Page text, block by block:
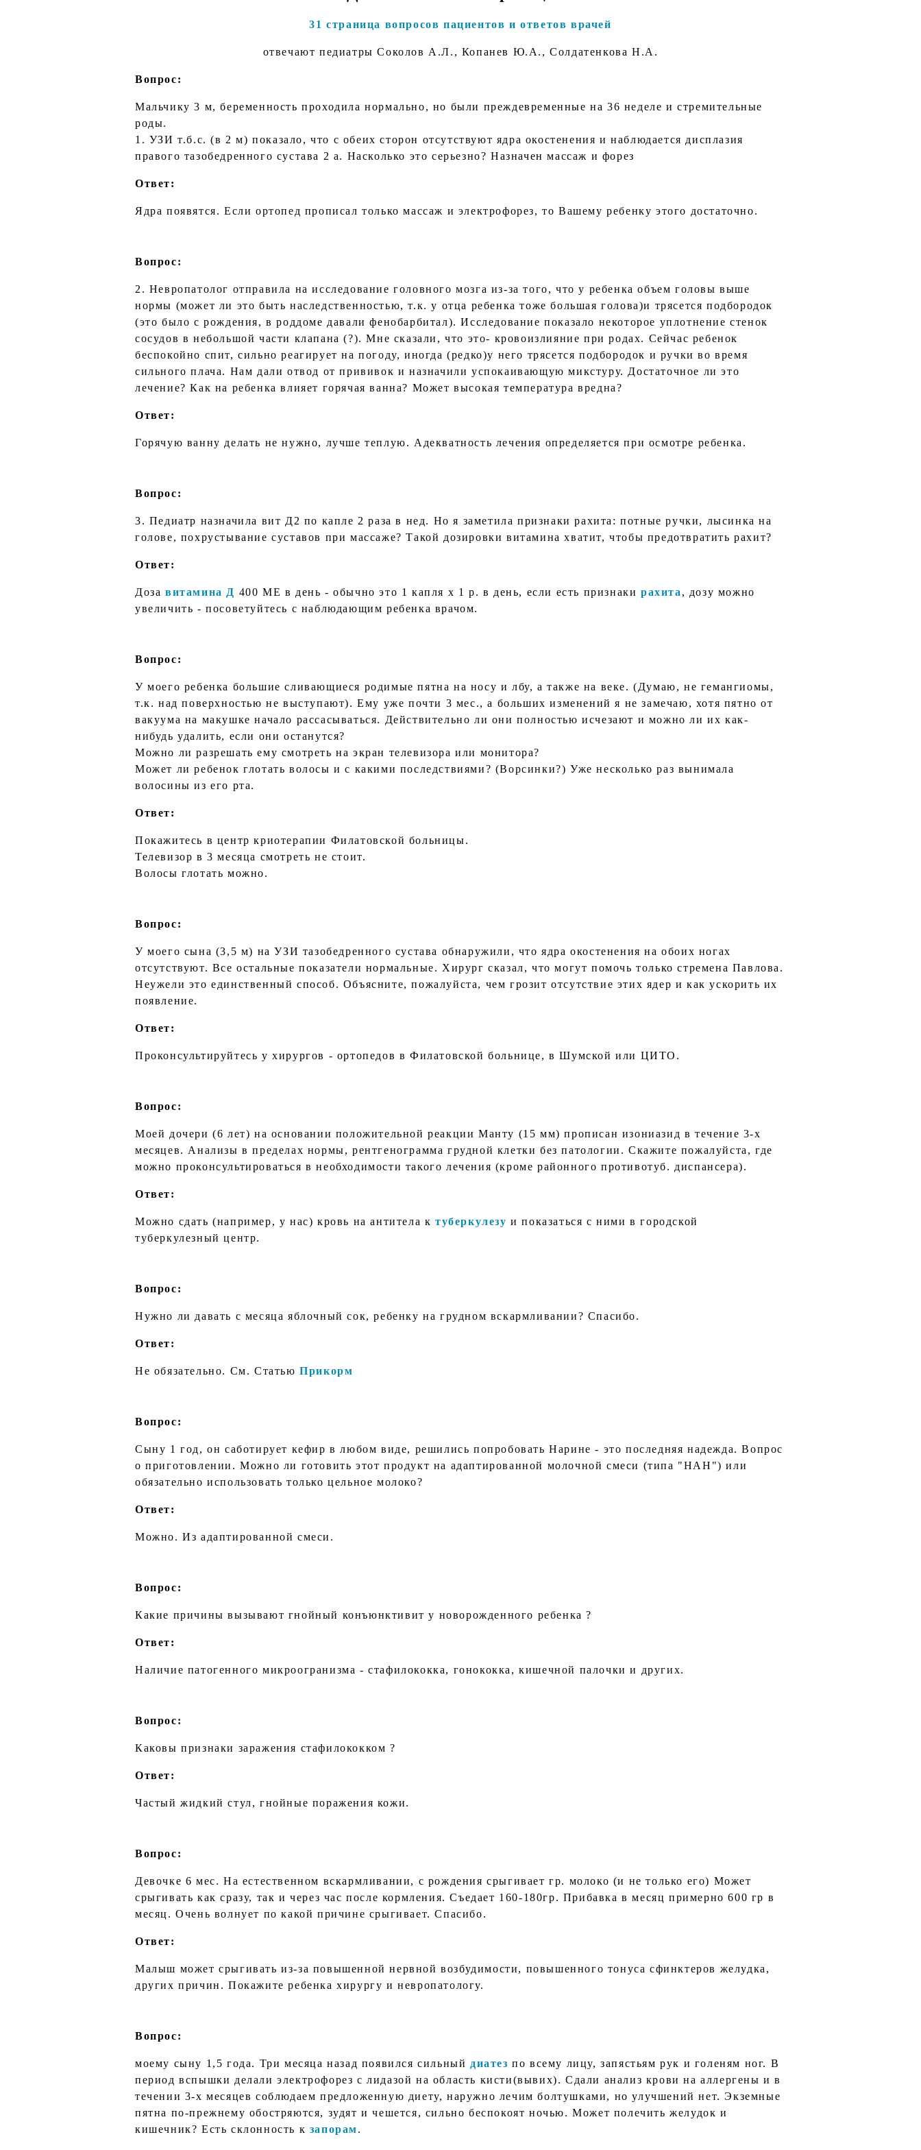
31 страница вопросов пациентов и ответов врачей
отвечают педиатры Соколов А.Л., Копанев Ю.А., Солдатенкова Н.А.
Вопрос:
Мальчику 3 м, беременность проходила нормально, но были преждевременные на 36 неделе и стремительные
роды.
1. УЗИ т.б.с. (в 2 м) показало, что с обеих сторон отсутствуют ядра окостенения и наблюдается дисплазия
правого тазобедренного сустава 2 а. Насколько это серьезно? Назначен массаж и форез
Ответ:
Ядра появятся. Если ортопед прописал только массаж и электрофорез, то Вашему ребенку этого достаточно.
Вопрос:
2. Невропатолог отправила на исследование головного мозга из-за того, что у ребенка объем головы выше
нормы (может ли это быть наследственностью, т.к. у отца ребенка тоже большая голова)и трясется подбородок
(это было с рождения, в роддоме давали фенобарбитал). Исследование показало некоторое уплотнение стенок
сосудов в небольшой части клапана (?). Мне сказали, что это- кровоизлияние при родах. Сейчас ребенок
беспокойно спит, сильно реагирует на погоду, иногда (редко)у него трясется подбородок и ручки во время
сильного плача. Нам дали отвод от прививок и назначили успокаивающую микстуру. Достаточное ли это
лечение? Как на ребенка влияет горячая ванна? Может высокая температура вредна?
Ответ:
Горячую ванну делать не нужно, лучше теплую. Адекватность лечения определяется при осмотре ребенка.
Вопрос:
3. Педиатр назначила вит Д2 по капле 2 раза в нед. Но я заметила признаки рахита: потные ручки, лысинка на
голове, похрустывание суставов при массаже? Такой дозировки витамина хватит, чтобы предотвратить рахит?
Ответ:
Доза витамина Д 400 МЕ в день - обычно это 1 капля x 1 р. в день, если есть признаки рахита , дозу можно
увеличить - посоветуйтесь с наблюдающим ребенка врачом.
Вопрос:
У моего ребенка большие сливающиеся родимые пятна на носу и лбу, а также на веке. (Думаю, не гемангиомы,
т.к. над поверхностью не выступают). Ему уже почти 3 мес., а больших изменений я не замечаю, хотя пятно от
вакуума на макушке начало рассасываться. Действительно ли они полностью исчезают и можно ли их как-
нибудь удалить, если они останутся?
Можно ли разрешать ему смотреть на экран телевизора или монитора?
Может ли ребенок глотать волосы и с какими последствиями? (Ворсинки?) Уже несколько раз вынимала
волосины из его рта.
Ответ:
Покажитесь в центр криотерапии Филатовской больницы.
Телевизор в 3 месяца смотреть не стоит.
Волосы глотать можно.
Вопрос:
У моего сына (3,5 м) на УЗИ тазобедренного сустава обнаружили, что ядра окостенения на обоих ногах
отсутствуют. Все остальные показатели нормальные. Хирург сказал, что могут помочь только стремена Павлова.
Неужели это единственный способ. Объясните, пожалуйста, чем грозит отсутствие этих ядер и как ускорить их
появление.
Ответ:
Проконсультируйтесь у хирургов - ортопедов в Филатовской больнице, в Шумской или ЦИТО.
Вопрос:
Моей дочери (6 лет) на основании положительной реакции Манту (15 мм) прописан изониазид в течение 3-х
месяцев. Анализы в пределах нормы, рентгенограмма грудной клетки без патологии. Скажите пожалуйста, где
можно проконсультироваться в необходимости такого лечения (кроме районного противотуб. диспансера).
Ответ:
Можно сдать (например, у нас) кровь на антитела к туберкулезу и показаться с ними в городской
туберкулезный центр.
Вопрос:
Нужно ли давать с месяца яблочный сок, ребенку на грудном вскармливании? Спасибо.
Ответ:
Не обязательно. См. СтатьюПрикорм
Вопрос:
Сыну 1 год, он саботирует кефир в любом виде, решились попробовать Нарине - это последняя надежда. Вопрос
о приготовлении. Можно ли готовить этот продукт на адаптированной молочной смеси (типа "НАН") или
обязательно использовать только цельное молоко?
Ответ:
Можно. Из адаптированной смеси.
Вопрос:
Какие причины вызывают гнойный конъюнктивит у новорожденного ребенка ?
Ответ:
Наличие патогенного микроогранизма - стафилококка, гонококка, кишечной палочки и других.
Вопрос:
Каковы признаки заражения стафилококком ?
Ответ:
Частый жидкий стул, гнойные поражения кожи.
Вопрос:
Девочке 6 мес. На естественном вскармливании, с рождения срыгивает гр. молоко (и не только его) Может
срыгивать как сразу, так и через час после кормления. Съедает 160-180гр. Прибавка в месяц примерно 600 гр в
месяц. Очень волнует по какой причине срыгивает. Спасибо.
Ответ:
Малыш может срыгивать из-за повышенной нервной возбудимости, повышенного тонуса сфинктеров желудка,
других причин. Покажите ребенка хирургу и невропатологу.
Вопрос:
моему сыну 1,5 года. Три месяца назад появился сильный диатез по всему лицу, запястьям рук и голеням ног. В
период вспышки делали электрофорез с лидазой на область кисти(вывих). Сдали анализ крови на аллергены и в
течении 3-х месяцев соблюдаем предложенную диету, наружно лечим болтушками, но улучшений нет. Экземные
пятна по-прежнему обостряются, зудят и чешется, сильно беспокоят ночью. Может полечить желудок и
кишечник? Есть склонность к запорам.